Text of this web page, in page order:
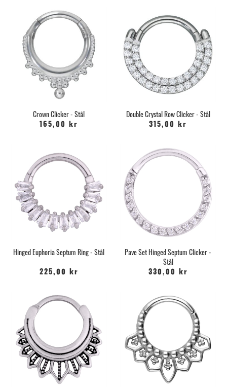
Crown Clicker - Stål
165,00 kr
Double Crystal Row Clicker - Stål
315,00 kr
Hinged Euphoria Septum Ring - Stål
225,00 kr
Pave Set Hinged Septum Clicker -
Stål
330,00 kr